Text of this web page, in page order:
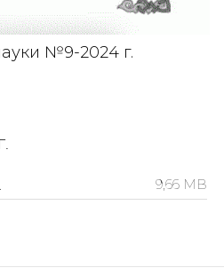
№9-2024 г.
9,66 MB